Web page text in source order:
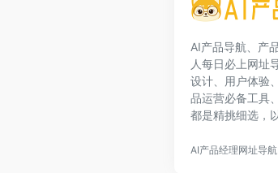
AI产品导航、产
人每日必上网址
设计、用户体验
品运营必备工具
都是精挑细选，
AI产品经理网址导